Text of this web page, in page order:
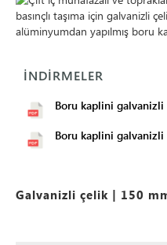
İNDIRMELER
Boru kaplini galvanizli
Boru kaplini galvanizli
Galvanizli çelik | 150